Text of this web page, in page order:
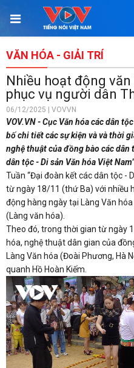
VĂN HÓA - GIẢI TRÍ
Nhiều hoạt động
phục vụ người dân
06/12/2025 | VOVVN
VOV.VN - Cục Văn hóa các dân
bố chi tiết các sự kiện và và thời
nghệ thuật của đồng bào các dân
dân tộc - Di sản Văn hóa Việt
Tuần “Đại đoàn kết các dân tộc -
từ ngày 18/11 (thứ Ba) với nhiều
động hàng ngày tại Làng Văn
(Làng văn hóa).
Theo đó, trong thời gian từ ngày
hóa, nghệ thuật dân gian của
Làng Văn hóa (Đoài Phương, Hà
quanh Hồ Hoàn Kiếm.